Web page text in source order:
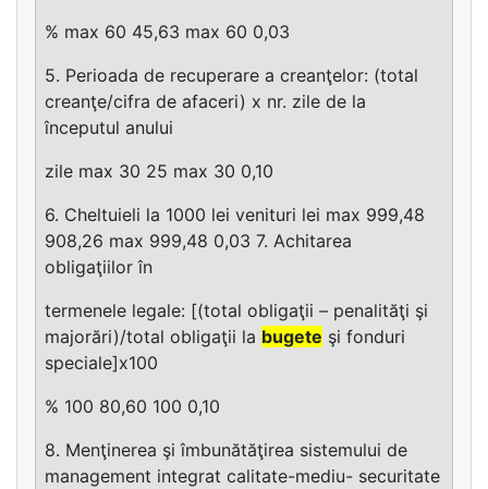
% max 60 45,63 max 60 0,03
5. Perioada de recuperare a creanţelor: (total
creanţe/cifra de afaceri) x nr. zile de la
începutul anului
zile max 30 25 max 30 0,10
6. Cheltuieli la 1000 lei venituri lei max 999,48
908,26 max 999,48 0,03 7. Achitarea
obligaţiilor în
termenele legale: [(total obligaţii – penalităţi şi
majorări)/total obligaţii la bugete şi fonduri
speciale]x100
% 100 80,60 100 0,10
8. Menţinerea şi îmbunătăţirea sistemului de
management integrat calitate-mediu- securitate